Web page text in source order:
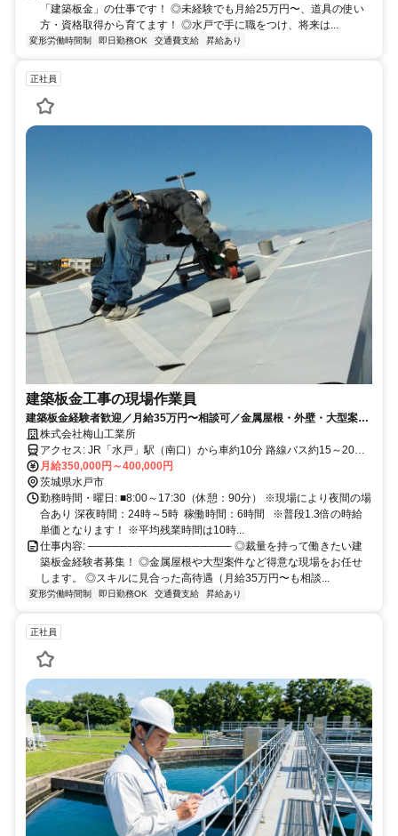
「建築板金」の仕事です！ ◎未経験でも月給25万円〜、道具の使い
方・資格取得から育てます！ ◎水戸で手に職をつけ、将来は...
変形労働時間制 即日勤務OK 交通費支給 昇給あり
正社員
建築板金工事の現場作業員
建築板金経験者歓迎／月給35万円〜相談可／金属屋根・外壁・大型案件
あり株式会社梅山工業所
アクセス: JR「水戸」駅（南口）から車約10分 路線バス約15～20分
月給350,000円～400,000円
茨城県水戸市
勤務時間・曜日: ■8:00～17:30（休憩：90分） ※現場により夜間の場
合あり 深夜時間：24時～5時 稼働時間：6時間 ※普段1.3倍の時給
単価となります！ ※平均残業時間は10時...
仕事内容: ────────────────── ◎裁量を持って働きたい建
築板金経験者募集！ ◎金属屋根や大型案件など得意な現場をお任せ
します。 ◎スキルに見合った高待遇（月給35万円〜も相談...
変形労働時間制 即日勤務OK 交通費支給 昇給あり
正社員